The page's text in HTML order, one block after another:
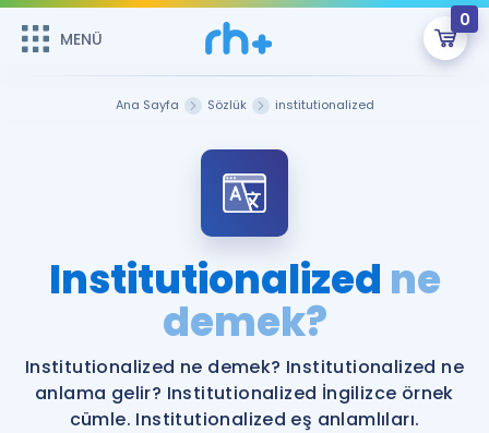
MENÜ
0
Şifremi Hatırlamıyorum
Sepetin Şu An Boş.
Remzi Hoca ile seni sınava hazırlayacak onlarca eğitim seni
bekliyor!
MENÜ
Katılımcı Görüşleri
Faydalı Araçlar
Ücretsiz Kaynaklar
İngilizce Gramer
Ana Sayfa Sözlük institutionalized
Institutionalized ne
demek?
Institutionalized ne demek? Institutionalized ne
anlama gelir? Institutionalized İngilizce örnek
cümle. Institutionalized eş anlamlıları.